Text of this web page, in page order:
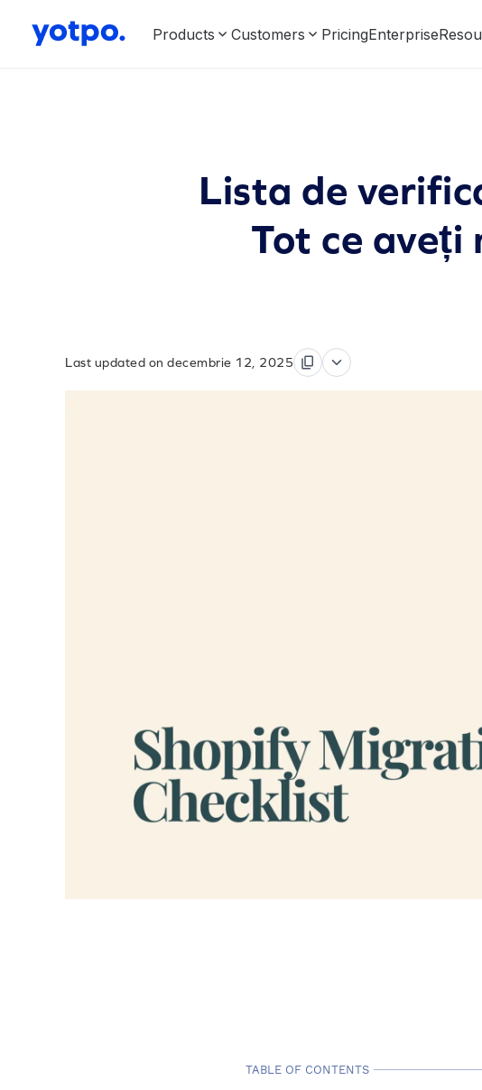
Products Customers PricingEnterprise
Lista de
Tot ce aveți
Last updated on decembrie 12, 2025
TABLE OF CONTENTS